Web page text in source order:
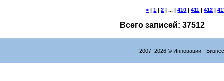
< |1 |2 | ... |410 |411 |412 |
Всего записей: 37512
2007–2026 © Инновации -